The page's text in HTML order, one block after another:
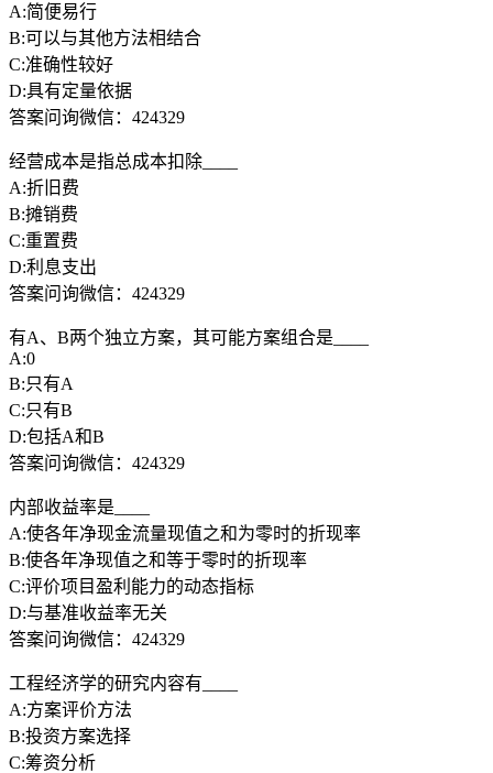
A:简便易行
B:可以与其他方法相结合
C:准确性较好
D:具有定量依据
答案问询微信：424329
经营成本是指总成本扣除____
A:折旧费
B:摊销费
C:重置费
D:利息支出
答案问询微信：424329
有A、B两个独立方案，其可能方案组合是____
A:0
B:只有A
C:只有B
D:包括A和B
答案问询微信：424329
内部收益率是____
A:使各年净现金流量现值之和为零时的折现率
B:使各年净现值之和等于零时的折现率
C:评价项目盈利能力的动态指标
D:与基准收益率无关
答案问询微信：424329
工程经济学的研究内容有____
A:方案评价方法
B:投资方案选择
C:筹资分析